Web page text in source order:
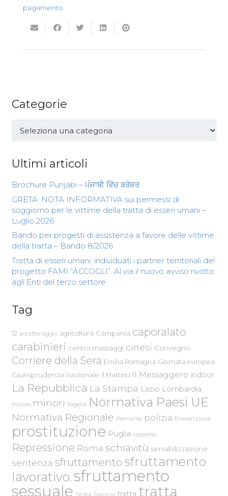
pagamento
Categorie
Categorie
Ultimi articoli
Brochure Punjabi – ਪੰਜਾਬੀ ਵਿੱਚ ਬਰੋਸ਼ਰ
GRETA: NOTA INFORMATIVA sui permessi di
soggiorno per le vittime della tratta di esseri umani –
Luglio 2026
Bando per progetti di assistenza a favore delle vittime
della tratta – Bando 8/2026
Tratta di esseri umani: individuati i partner territoriali del
progetto FAMI “ACCOGLI”. Al via il nuovo avviso rivolto
agli Enti del terzo settore
Tag
12 accattonaggio agricoltura Campania caporalato
carabinieri centro massaggi cinesi Convegno
Corriere della Sera Emilia Romagna Giornata europea
Giurisprudenza nazionale Il Mattino Il Messaggero indoor
La Repubblica La Stampa Lazio Lombardia
minore minori Nigeria Normativa Paesi UE
Normativa Regionale Piemonte polizia Prevenzione
prostituzione Puglia rapporto
Repressione Roma schiavitù sensibilizzazione
sentenza sfruttamento sfruttamento
lavorativo.sfruttamento
sessuale Sicilia Toscana tratta tratta